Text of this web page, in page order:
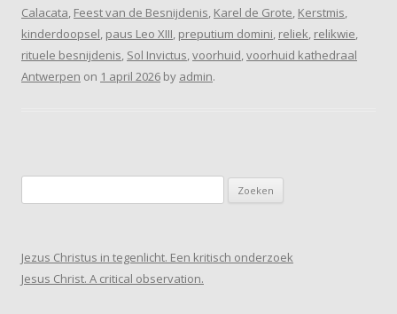
Calacata, Feest van de Besnijdenis, Karel de Grote, Kerstmis,
kinderdoopsel, paus Leo XIII, preputium domini, reliek, relikwie,
rituele besnijdenis, Sol Invictus,voorhuid,voorhuid kathedraal
Antwerpen on 1 april 2026 by admin.
naar:
Jezus Christus in tegenlicht. Een kritisch onderzoek
Jesus Christ. A critical observation.